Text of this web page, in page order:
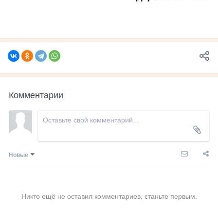
Комментарии
Новые
Никто ещё не оставил комментариев, станьте первым.